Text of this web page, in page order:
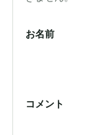
お名前
コメント